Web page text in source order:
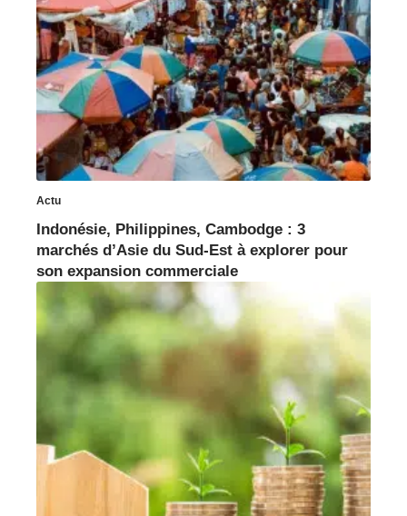
Actu
Indonésie, Philippines, Cambodge : 3
marchés d’Asie du Sud-Est à explorer pour
son expansion commerciale